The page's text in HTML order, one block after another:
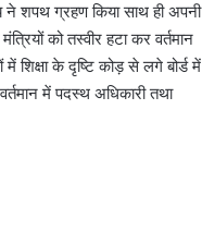
ने शपथ ग्रहण किया साथ ही अपनी
को तस्वीर हटा कर वर्तमान
शिक्षा के दृष्टि कोड़ से लगे बोर्ड में
में पदस्थ अधिकारी तथा